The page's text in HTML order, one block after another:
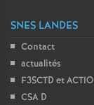
SNES LANDES
Contact
actualités
F3SCTD et
CSA D